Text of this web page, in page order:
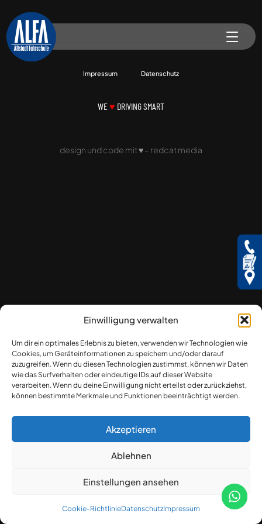
Einwilligung verwalten
Um dir ein optimales Erlebnis zu bieten, verwenden wir Technologien wie
Cookies, um Geräteinformationen zu speichern und/oder darauf
zuzugreifen. Wenn du diesen Technologien zustimmst, können wir Daten
wie das Surfverhalten oder eindeutige IDs auf dieser Website
verarbeiten. Wenn du deine Einwilligung nicht erteilst oder zurückziehst,
können bestimmte Merkmale und Funktionen beeinträchtigt werden.
Akzeptieren
Ablehnen
Einstellungen ansehen
Cookie-RichtlinieDatenschutzImpressum
Impressum Datenschutz
WE♥ DRIVING SMART
design und code mit♥– redcat media